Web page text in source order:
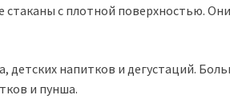
с плотной поверхностью. Они
детских напитков и дегустаций.
и пунша.